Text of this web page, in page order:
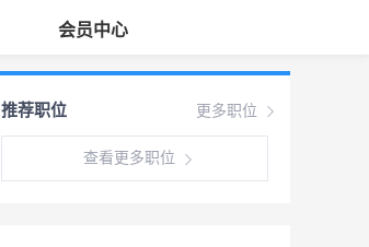
会员中心
更多职位
推荐职位
查看更多职位